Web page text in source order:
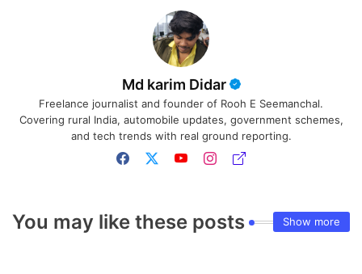
Md karim Didar
Freelance journalist and founder of Rooh E Seemanchal.
Covering rural India, automobile updates, government schemes,
and tech trends with real ground reporting.
You may like these posts Show more